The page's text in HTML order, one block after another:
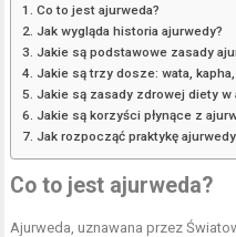
Co to jest ajurweda?
Jak wygląda historia ajurwedy?
Jakie są podstawowe zasady
Jakie są trzy dosze: wata,
Jakie są zasady zdrowej diety w
Jakie są korzyści płynące z
Jak rozpocząć praktykę
Co to jest ajurweda?
Ajurweda, uznawana przez